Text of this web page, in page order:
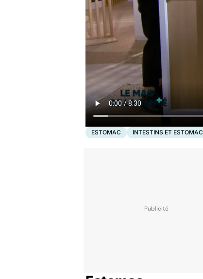
ESTOMAC INTESTINS ET ESTOMAC